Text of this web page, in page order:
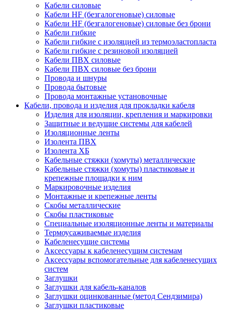
Кабели силовые
Кабели HF (безгалогеновые) силовые
Кабели HF (безгалогеновые) силовые без брони
Кабели гибкие
Кабели гибкие с изоляцией из термоэластопласта
Кабели гибкие с резиновой изоляцией
Кабели ПВХ силовые
Кабели ПВХ силовые без брони
Провода и шнуры
Провода бытовые
Провода монтажные установочные
Кабели, провода и изделия для прокладки кабеля
Изделия для изоляции, крепления и маркировки
Защитные и ведущие системы для кабелей
Изоляционные ленты
Изолента ПВХ
Изолента ХБ
Кабельные стяжки (хомуты) металлические
Кабельные стяжки (хомуты) пластиковые и
крепежные площадки к ним
Маркировочные изделия
Монтажные и крепежные ленты
Скобы металлические
Скобы пластиковые
Специальные изоляционные ленты и материалы
Термоусаживаемые изделия
Кабеленесущие системы
Аксессуары к кабеленесущим системам
Аксессуары вспомогательные для кабеленесущих
систем
Заглушки
Заглушки для кабель-каналов
Заглушки оцинкованные (метод Сендзимира)
Заглушки пластиковые